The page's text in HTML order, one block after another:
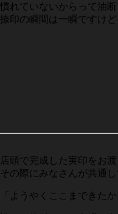
慣れていないからって油断
捺印の瞬間は一瞬ですけ
店頭で完成した実印をお
その際にみなさんが共通
「ようやくここまできたか